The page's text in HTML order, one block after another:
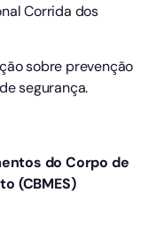
Corrida dos
sobre prevenção
segurança.
do Corpo de
(CBMES)